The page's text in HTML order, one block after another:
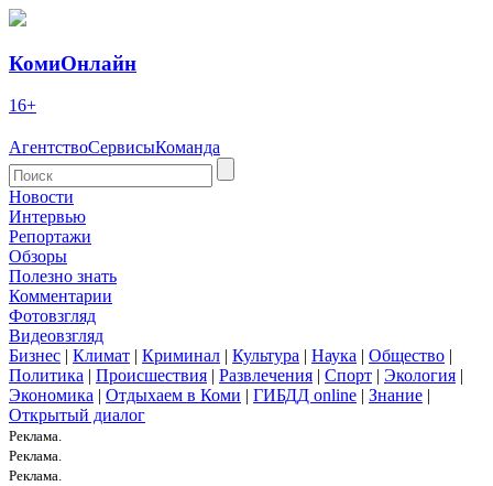
КомиОнлайн
16+
АгентствоСервисыКоманда
Новости
Интервью
Репортажи
Обзоры
Полезно знать
Комментарии
Фотовзгляд
Видеовзгляд
Бизнес | Климат | Криминал | Культура | Наука | Общество |
Политика | Происшествия | Развлечения | Спорт | Экология |
Экономика | Отдыхаем в Коми | ГИБДД online | Знание |
Открытый диалог
Реклама.
Реклама.
Реклама.